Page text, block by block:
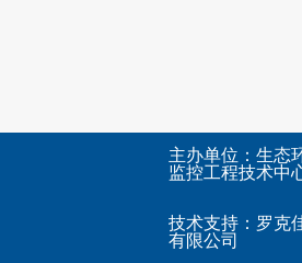
主办单位：生态
监控工程技术中
技术支持： 罗克
有限公司